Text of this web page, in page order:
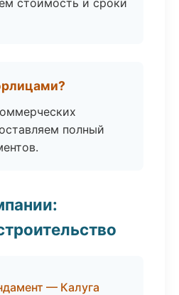
стоимость и сроки
полный
— Калуга